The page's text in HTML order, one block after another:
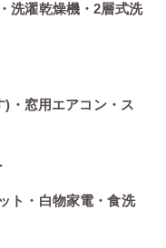
洗濯乾燥機・2層式洗
)・窓用エアコン・ス
ト・白物家電・食洗